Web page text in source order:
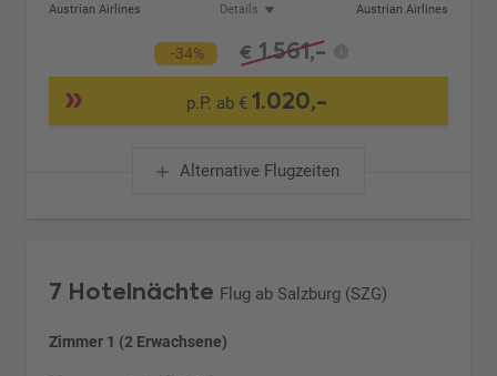
Austrian Airlines
Details
Austrian Airlines
-34% € 1.561,-
p.P. ab € 1.020,-
Alternative Flugzeiten
7 Hotelnächte Flug ab Salzburg (SZG)
Zimmer 1 (2 Erwachsene)